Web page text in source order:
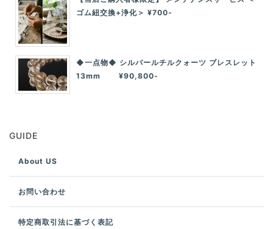
ゴム紐交換+浄化＞ ¥700-
◆一点物◆ シルバールチルクォーツ ブレスレット
13mm ¥90,800-
GUIDE
About US
お問い合わせ
特定商取引法に基づく表記